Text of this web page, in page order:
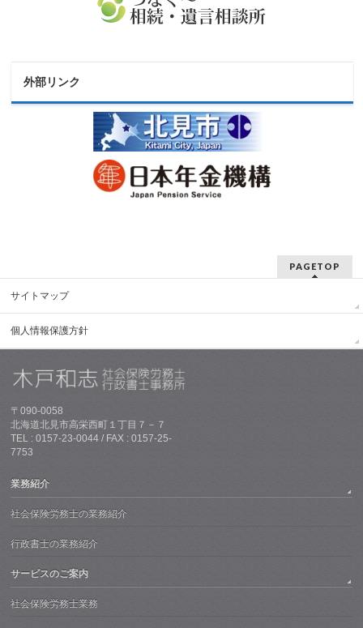
外部リンク
PAGETOP
サイトマップ
個人情報保護方針
〒090-0058
北海道北見市高栄西町１丁目７－７
TEL : 0157-23-0044 / FAX : 0157-25-
7753
業務紹介
社会保険労務士の業務紹介
行政書士の業務紹介
サービスのご案内
社会保険労務士業務